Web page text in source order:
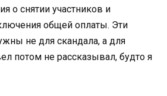
о снятии участников и
общей оплаты. Эти
не для скандала, а для
потом не рассказывал, будто я